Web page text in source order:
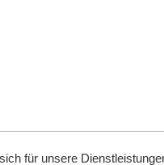
für unsere